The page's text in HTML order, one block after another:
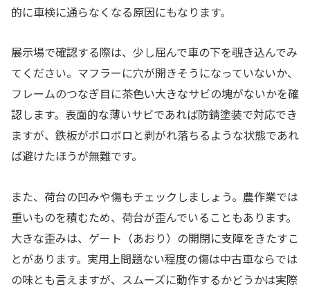
的に車検に通らなくなる原因にもなります。
展示場で確認する際は、少し屈んで車の下を覗き込んでみ
てください。マフラーに穴が開きそうになっていないか、
フレームのつなぎ目に茶色い大きなサビの塊がないかを確
認します。表面的な薄いサビであれば防錆塗装で対応でき
ますが、鉄板がボロボロと剥がれ落ちるような状態であれ
ば避けたほうが無難です。
また、荷台の凹みや傷もチェックしましょう。農作業では
重いものを積むため、荷台が歪んでいることもあります。
大きな歪みは、ゲート（あおり）の開閉に支障をきたすこ
とがあります。実用上問題ない程度の傷は中古車ならでは
の味とも言えますが、スムーズに動作するかどうかは実際